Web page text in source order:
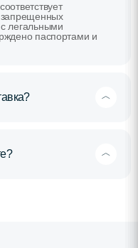
запрещенных
легальными
паспортами и